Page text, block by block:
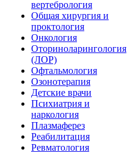
вертебрология
Общая хирургия и
проктология
Онкология
Оториноларингология
(ЛОР)
Офтальмология
Озонотерапия
Детские врачи
Психиатрия и
наркология
Плазмаферез
Реабилитация
Ревматология